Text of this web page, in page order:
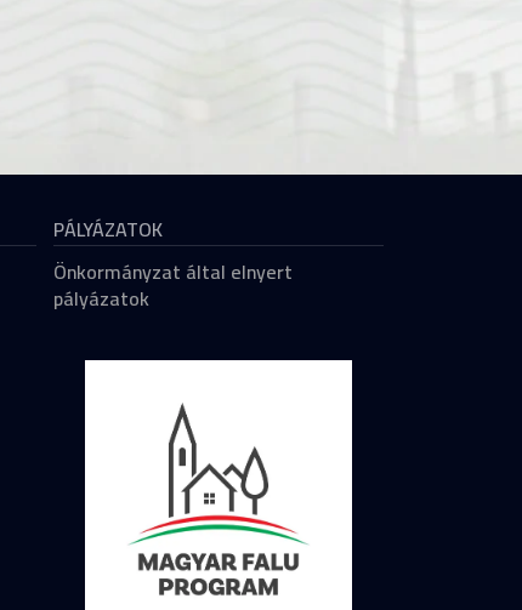
PÁLYÁZATOK
Önkormányzat által elnyert
pályázatok